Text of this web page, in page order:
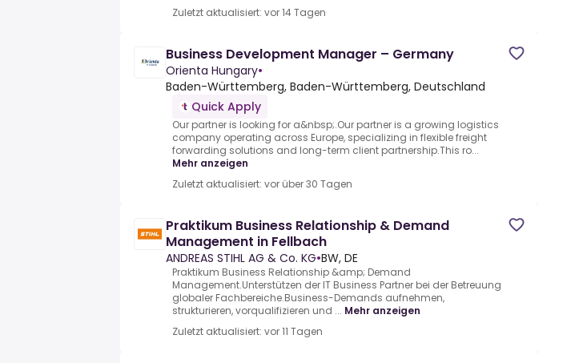
Zuletzt aktualisiert: vor 14 Tagen
Business Development Manager – Germany
Orienta Hungary•
Baden-Württemberg, Baden-Württemberg, Deutschland
Quick Apply
Our partner is looking for a&nbsp;.Our partner is a growing logistics
company operating across Europe, specializing in flexible freight
forwarding solutions and long-term client partnership.This ro...
Mehr anzeigen
Zuletzt aktualisiert: vor über 30 Tagen
Praktikum Business Relationship & Demand
Management in Fellbach
ANDREAS STIHL AG & Co. KG•BW, DE
Praktikum Business Relationship &amp; Demand
Management.Unterstützen der IT Business Partner bei der Betreuung
globaler Fachbereiche.Business-Demands aufnehmen,
strukturieren, vorqualifizieren und ... Mehr anzeigen
Zuletzt aktualisiert: vor 11 Tagen